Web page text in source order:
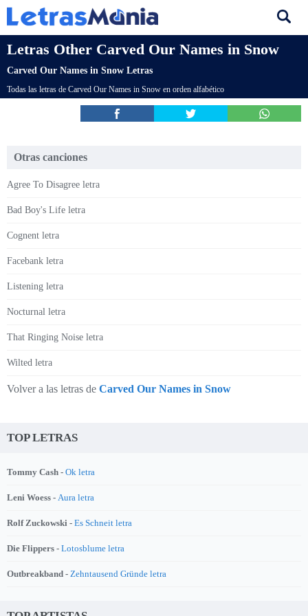
Letras Other Carved Our Names in Snow
Carved Our Names in Snow Letras
Todas las letras de Carved Our Names in Snow en orden alfabético
Otras canciones
Agree To Disagree letra
Bad Boy's Life letra
Cognent letra
Facebank letra
Listening letra
Nocturnal letra
That Ringing Noise letra
Wilted letra
Volver a las letras de Carved Our Names in Snow
TOP LETRAS
Tommy Cash - Ok letra
Leni Woess - Aura letra
Rolf Zuckowski - Es Schneit letra
Die Flippers - Lotosblume letra
Outbreakband - Zehntausend Gründe letra